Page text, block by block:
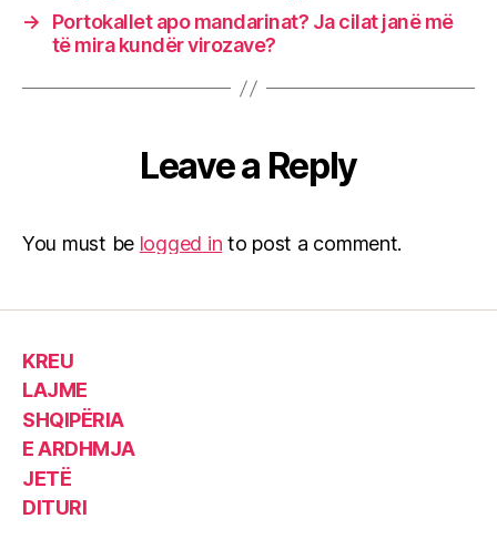
→
Portokallet apo mandarinat? Ja cilat janë më
të mira kundër virozave?
Leave a Reply
You must be logged in to post a comment.
KREU
LAJME
SHQIPËRIA
E ARDHMJA
JETË
DITURI